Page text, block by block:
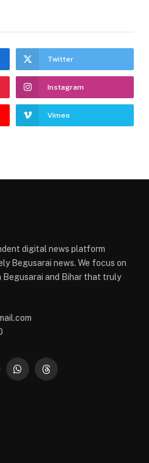
Twitter
Instagram
Vimeo
digital news platform
Begusarai news. We focus on
and Bihar that truly
WhatsAppThreads